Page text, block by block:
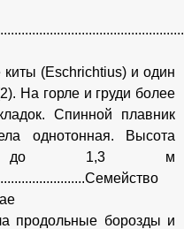
(Eschrichtius) и один
На горле и груди более
Спинной плавник
однотонная. Высота
до 1,3 м
продольные борозды и